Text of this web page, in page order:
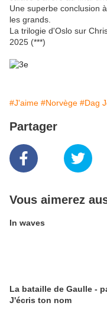
Une superbe conclusion
les grands.
La trilogie d'Oslo sur
2025 (***)
#J'aime #Norvège #Dag
Partager
Vous aimerez
In waves
La bataille de Gaulle -
J'écris ton nom